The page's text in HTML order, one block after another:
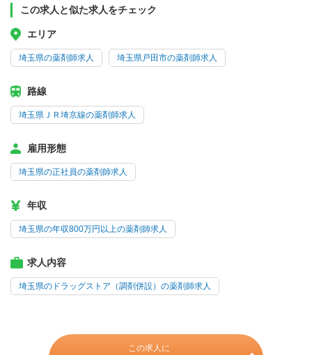
この求人と似た求人をチェック
エリア
埼玉県の薬剤師求人 埼玉県戸田市の薬剤師求人
路線
埼玉県ＪＲ埼京線の薬剤師求人
雇用形態
埼玉県の正社員の薬剤師求人
年収
埼玉県の年収800万円以上の薬剤師求人
求人内容
埼玉県のドラッグストア（調剤併設）の薬剤師求人
この求人に